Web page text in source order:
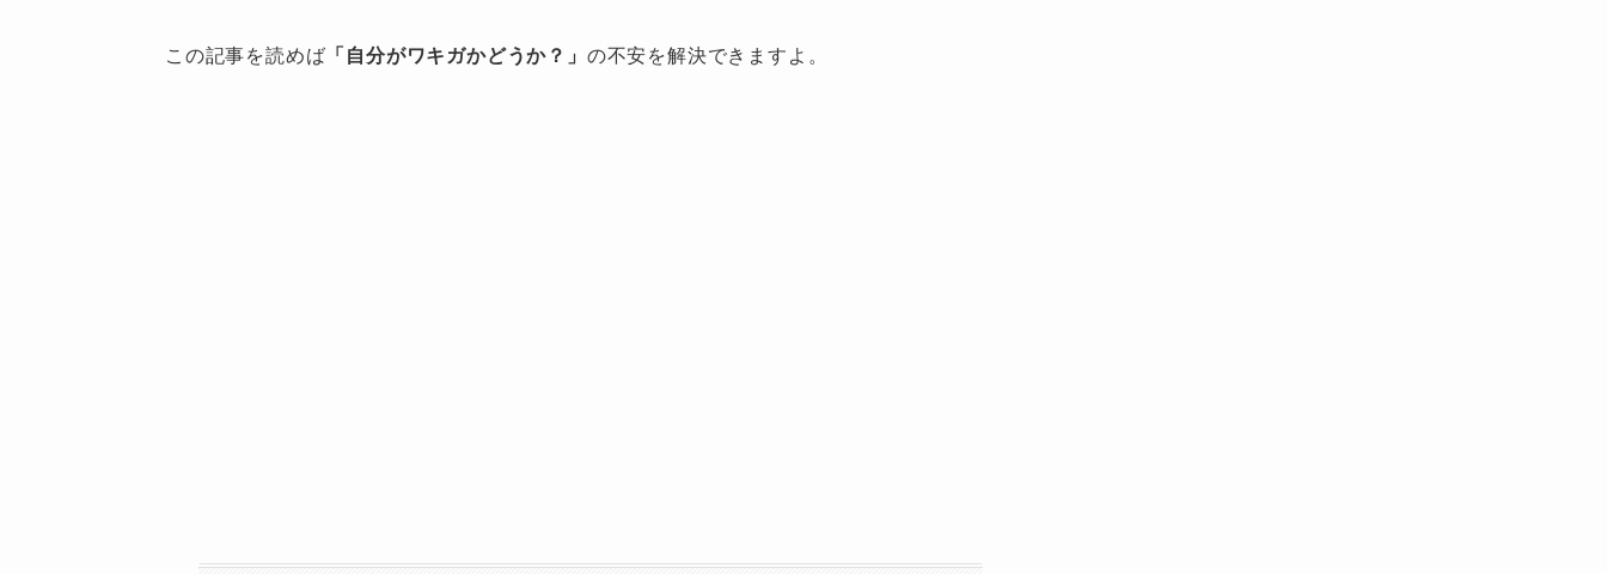
この記事を読めば 「自分がワキガかどうか？」 の不安を解決できますよ。